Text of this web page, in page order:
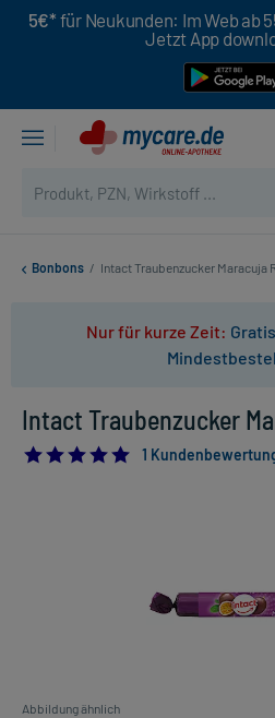
5€* für Neukunden: Im Web ab
Jetzt App
Bonbons / Intact Traubenzucker Maracuja
Nur für kurze Zeit:
Intact Traubenzucker
5.01
Abbildung ähnlich